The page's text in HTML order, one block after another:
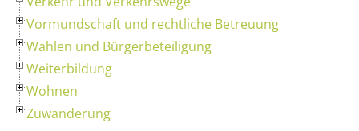
Vormundschaft und rechtliche Betreuung
Wahlen und Bürgerbeteiligung
Weiterbildung
Wohnen
Zuwanderung